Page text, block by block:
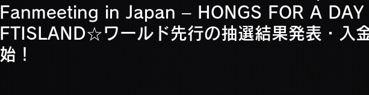
Fanmeeting in Japan – HONGS FOR A DAY
FTISLAND☆ワールド先行の抽選結果発表・入
始！